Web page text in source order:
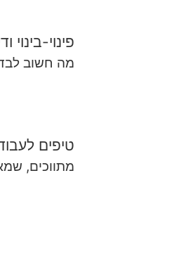
פינוי-
מה חשוב
טיפים
מתווכים,